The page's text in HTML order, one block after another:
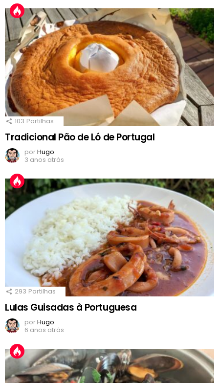
103 Partilhas
Tradicional Pão de Ló de Portugal
porHugo
3 anos atrás
293 Partilhas
Lulas Guisadas à Portuguesa
porHugo
6 anos atrás